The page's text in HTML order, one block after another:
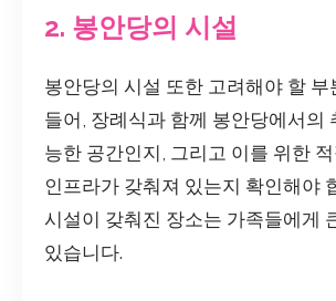
2. 봉안당의 시설
봉안당의 시설 또한 고려해야 할 부
들어, 장례식과 함께 봉안당에서의
능한 공간인지, 그리고 이를 위한
인프라가 갖춰져 있는지 확인해야
시설이 갖춰진 장소는 가족들에게
있습니다.